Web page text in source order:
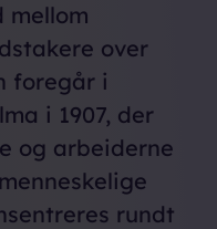
mellom
over
foregår i
i 1907, der
og arbeiderne
rundt